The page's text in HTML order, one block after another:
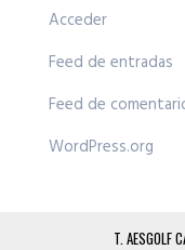
Acceder
Feed de entradas
Feed de
WordPress.org
T. AESGOLF